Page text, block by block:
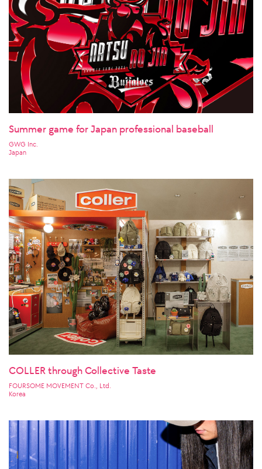
Summer game for Japan professional baseball
GWG Inc.
Japan
COLLER through Collective Taste
FOURSOME MOVEMENT Co., Ltd.
Korea